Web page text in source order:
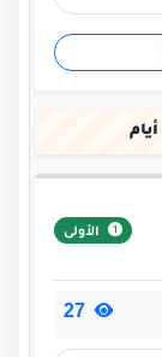
الأولى